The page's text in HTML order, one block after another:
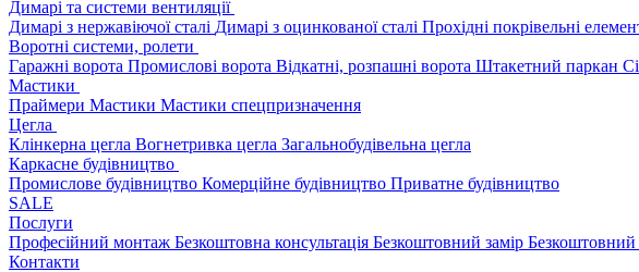
Димарі та системи вентиляції
Димарі з нержавіючої сталі Димарі з оцинкованої сталі Прохідні покрівельні
Воротні системи, ролети
Гаражні ворота Промислові ворота Відкатні, розпашні ворота Штакетний паркан
Мастики
Праймери Мастики Мастики спецпризначення
Цегла
Клінкерна цегла Вогнетривка цегла Загальнобудівельна цегла
Каркасне будівництво
Промислове будівництво Комерційне будівництво Приватне будівництво
SALE
Послуги
Професійний монтаж Безкоштовна консультація Безкоштовний замір Безкоштовний
Контакти